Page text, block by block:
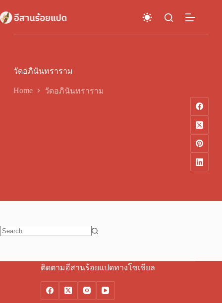
to
content
วัดอภินันทราราม
Home วัดอภินันทราราม
ติดตามอีสานร้อยแปดทางโซเชียล